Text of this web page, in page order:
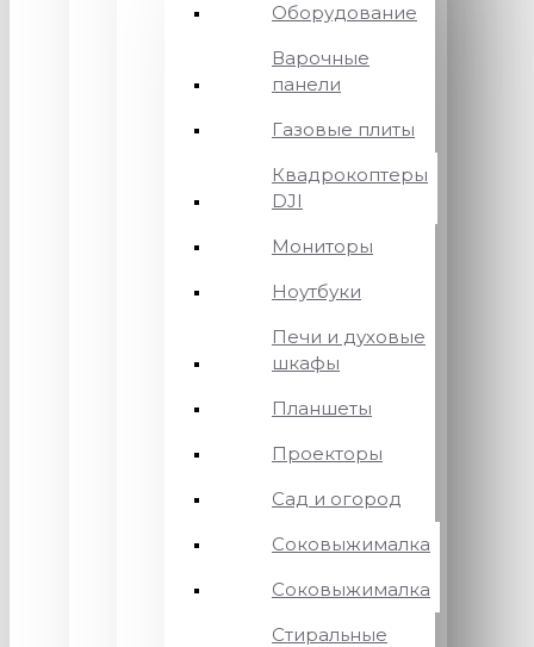
Оборудование
Варочные
панели
Газовые плиты
Квадрокоптеры
DJI
Мониторы
Ноутбуки
Печи и духовые
шкафы
Планшеты
Проекторы
Сад и огород
Соковыжималка
Соковыжималка
Стиральные